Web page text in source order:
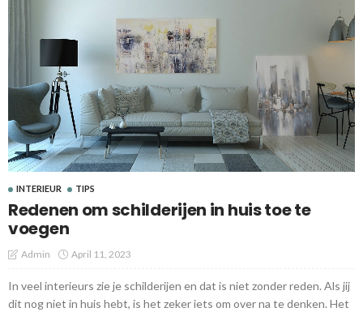
INTERIEUR TIPS
Redenen om schilderijen in huis toe te
voegen
Admin April 11, 2023
In veel interieurs zie je schilderijen en dat is niet zonder reden. Als jij
dit nog niet in huis hebt, is het zeker iets om over na te denken. Het